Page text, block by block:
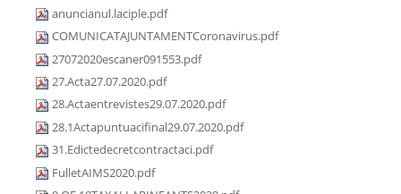
anuncianul.laciple.pdf
COMUNICATAJUNTAMENTCoronavirus.pdf
27072020escaner091553.pdf
27.Acta27.07.2020.pdf
28.Actaentrevistes29.07.2020.pdf
28.1Actapuntuacifinal29.07.2020.pdf
31.Edictedecretcontractaci.pdf
FulletAIMS2020.pdf